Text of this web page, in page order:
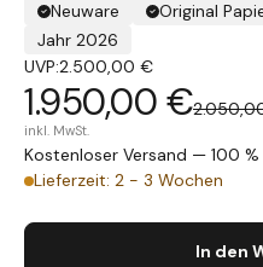
Neuware
Original
Jahr 2026
UVP:2.500,00 €
1.950,00 €
inkl. MwSt.
Kostenloser Versand — 100
Lieferzeit: 2 - 3 Wochen
In den